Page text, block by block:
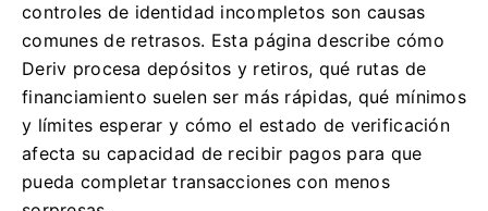
controles de identidad incompletos son causas
comunes de retrasos. Esta página describe cómo
Deriv procesa depósitos y retiros, qué rutas de
financiamiento suelen ser más rápidas, qué mínimos
y límites esperar y cómo el estado de verificación
afecta su capacidad de recibir pagos para que
pueda completar transacciones con menos